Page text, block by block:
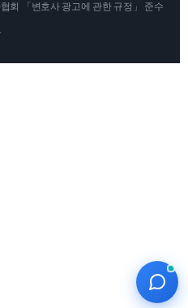
회 「변호사 광고에 관한 규정」 준수